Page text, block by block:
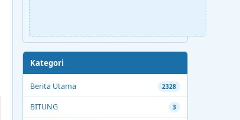
Kategori
Berita Utama 2328
BITUNG 3